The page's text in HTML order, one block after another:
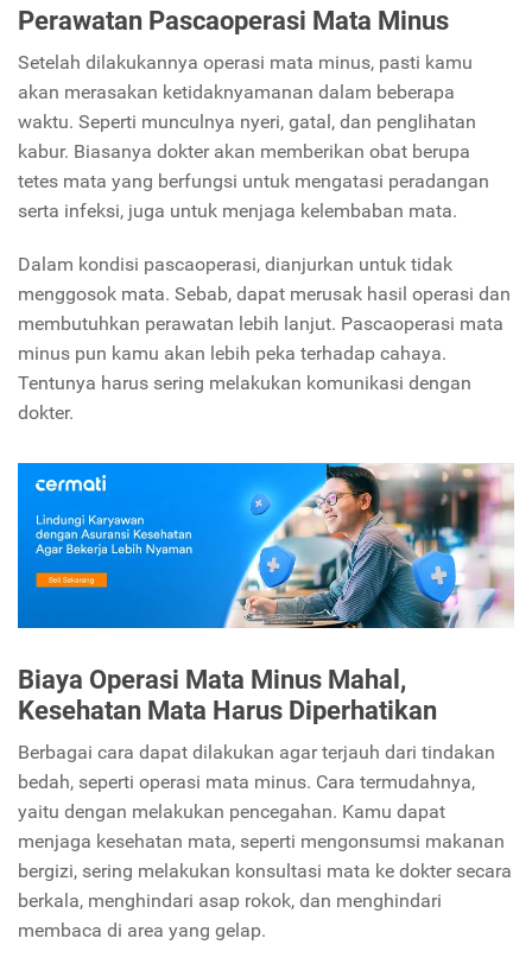
Perawatan Pascaoperasi Mata Minus
Setelah dilakukannya operasi mata minus, pasti kamu
akan merasakan ketidaknyamanan dalam beberapa
waktu. Seperti munculnya nyeri, gatal, dan penglihatan
kabur. Biasanya dokter akan memberikan obat berupa
tetes mata yang berfungsi untuk mengatasi peradangan
serta infeksi, juga untuk menjaga kelembaban mata.
Dalam kondisi pascaoperasi, dianjurkan untuk tidak
menggosok mata. Sebab, dapat merusak hasil operasi dan
membutuhkan perawatan lebih lanjut. Pascaoperasi mata
minus pun kamu akan lebih peka terhadap cahaya.
Tentunya harus sering melakukan komunikasi dengan
dokter.
Biaya Operasi Mata Minus Mahal,
Kesehatan Mata Harus Diperhatikan
Berbagai cara dapat dilakukan agar terjauh dari tindakan
bedah, seperti operasi mata minus. Cara termudahnya,
yaitu dengan melakukan pencegahan. Kamu dapat
menjaga kesehatan mata, seperti mengonsumsi makanan
bergizi, sering melakukan konsultasi mata ke dokter secara
berkala, menghindari asap rokok, dan menghindari
membaca di area yang gelap.